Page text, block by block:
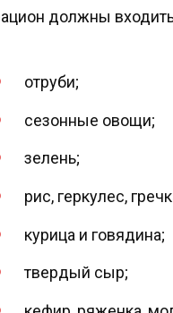
должны
отруби;
сезонные овощи;
зелень;
рис, геркулес,
курица и говядина;
твердый сыр;